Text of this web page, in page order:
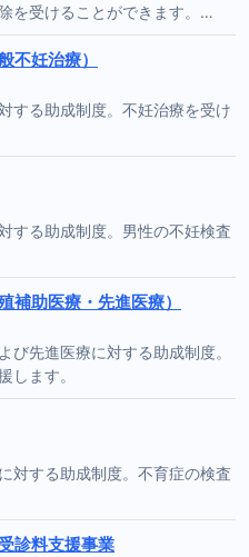
を受けることができます。…
不妊治療）
する助成制度。不妊治療を受け
する助成制度。男性の不妊検査
補助医療・先進医療）
び先進医療に対する助成制度。
します。
対する助成制度。不育症の検査
診料支援事業